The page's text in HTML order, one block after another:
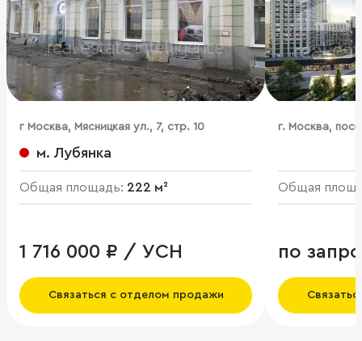
г Москва, Мясницкая ул., 7, стр. 10
м. Лубянка
Общая площадь: 222 м²
1 716 000 ₽ / УСН
Связаться с отделом продажи
г. Москва,
Общая
по